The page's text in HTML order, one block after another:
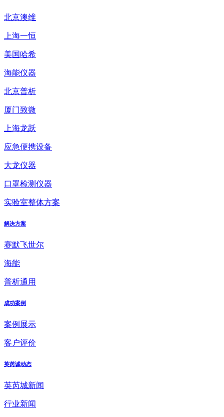
北京澳维
上海一恒
美国哈希
海能仪器
北京普析
厦门致微
上海龙跃
应急便携设备
大龙仪器
口罩检测仪器
实验室整体方案
解决方案
赛默飞世尔
海能
普析通用
成功案例
案例展示
客户评价
英芮诚动态
英芮城新闻
行业新闻